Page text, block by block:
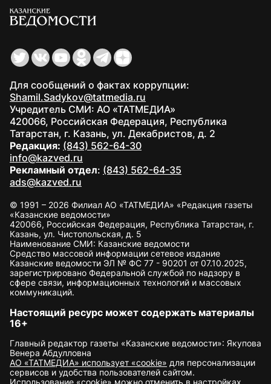
Для сообщений о фактах коррупции:
Shamil.Sadykov@tatmedia.ru
Учредитель СМИ: АО «ТАТМЕДИА»
420066, Российская Федерация, Республика
Татарстан, г. Казань, ул. Декабристов, д. 2
Редакция: (843) 562-64-30
info@kazved.ru
Рекламный отдел: (843) 562-64-35
ads@kazved.ru
© 1991 – 2026 Филиал АО «ТАТМЕДИА» «Редакция газеты
«Казанские ведомости»
420066, Российская Федерация, Республика Татарстан, г.
Казань, ул. Чистопольская, д. 5
Наименование СМИ: Казанские ведомости
Средство массовой информации сетевое издание
Казанские ведомости ЭЛ № ФС 77 - 90201 от 07.10.2025,
зарегистрировано Федеральной службой по надзору в
сфере связи, информационных технологий и массовых
коммуникаций.
Настоящий ресурс может содержать материалы
16+
Главный редактор газеты «Казанские ведомости»: Якупова
Венера Абдулловна
АО «ТАТМЕДИА» использует «cookie» для персонализации
сервисов и удобства пользователей сайтом.
Использование «cookie» можно отменить в настройках